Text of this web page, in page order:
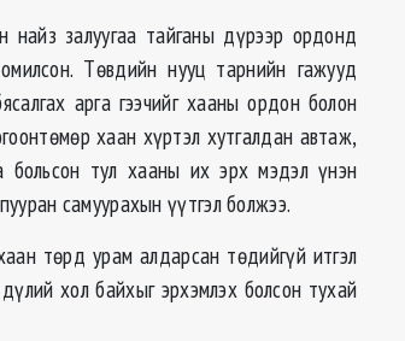
найз залуугаа тайганы дүрээр ордонд
Төвдийн нууц тарнийн гажууд
арга гээчийг хааны ордон болон
хаан хүртэл хутгалдан автаж,
больсон тул хааны их эрх мэдэл үнэн
самуурахын үүтгэл болжээ.
төрд урам алдарсан төдийгүй итгэл
хол байхыг эрхэмлэх болсон тухай